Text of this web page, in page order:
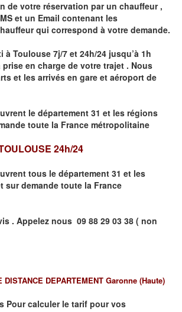
de votre réservation parun chauffeur ,
et un Email contenant les
qui correspond à votre demande.
à Toulouse 7j/7 et 24h/24 jusqu’à 1h
prise en charge de votre trajet . Nous
et les arrivés en gare et aéroport de
le département 31 et les régions
toute la France métropolitaine
24h/24
tous le département 31 et les
sur demande toute la France
. Appelez nous 09 88 29 03 38 ( non
DISTANCE DEPARTEMENT Garonne (Haute)
Pour calculer le tarif pour vos